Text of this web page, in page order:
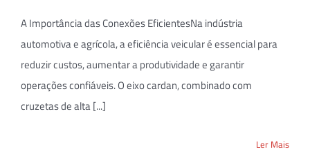
A Importância das Conexões EficientesNa indústria
automotiva e agrícola, a eficiência veicular é essencial para
reduzir custos, aumentar a produtividade e garantir
operações confiáveis. O eixo cardan, combinado com
cruzetas de alta [...]
Ler Mais